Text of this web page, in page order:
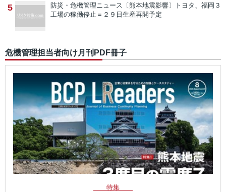
5 防災・危機管理ニュース 〔熊本地震影響〕トヨタ、福岡３
工場の稼働停止＝２９日生産再開予定
危機管理担当者向け月刊PDF冊子
特集